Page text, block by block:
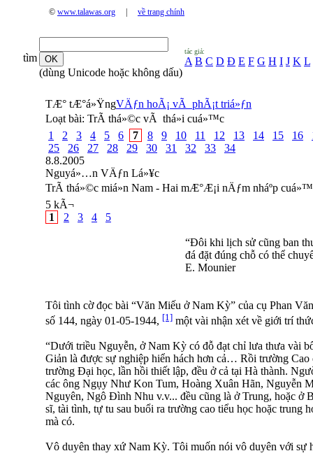
© www.talawas.org về trang chính
tìm
(dùng Unicode hoặc không dấu)
tác giả:
A B C D Đ E F G H I J K L
TÆ° tÆ°á»ŸngVÄƒn hoÃ¡ vÃ phÃ¡t triá»ƒn
Loạt bài: TrÃ­ thá»©c vÃ thá»i cuá»™c
1
2 3 4 5 6 7 8 9 10 11 12 13 14 15 16
25
26 27 28 29 30 31 32 33
34
8.8.2005
Nguyá»…n VÄƒn Lá»¥c
TrÃ­ thá»©c miá»n Nam - Hai mÆ°Æ¡i nÄƒm nháº­p
5 kÃ¬
1
2 3 4 5
“Ðôi khi lịch sử cũng ban
đá đặt đúng chỗ có thể
E. Mounier
Tôi tình cờ đọc bài “Văn Miếu ở Nam Kỳ” của cụ Phan
số 144, ngày 01-05-1944, [1] một vài nhận xét về giới trí
“Dưới triều Nguyễn, ở Nam Kỳ có đỗ đạt chỉ lưa thưa vài
Giản là được sự nghiệp hiển hách hơn cả… Rồi trường
trường Ðại học, lần hồi thiết lập, đều ở cả tại Hà thành.
các ông Ngụy Như Kon Tum, Hoàng Xuân Hãn, Nguyễn
Nguyên, Ngô Ðình Nhu v.v... đều cũng là ở Trung, hoặc ở
sĩ, tài tình, tự tu sau buổi ra trường cao tiểu học hoặc trung
mà có.
Vô duyên thay xứ Nam Kỳ. Tôi muốn nói vô duyên với sự